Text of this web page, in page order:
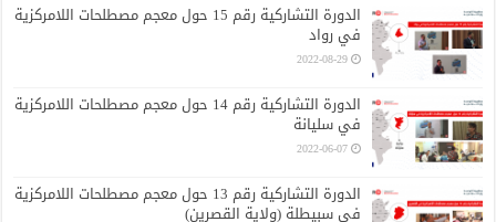
الدورة التشاركية رقم 15 حول معجم مصطلحات اللامركزية
في رواد
2022-08-29
الدورة التشاركية رقم 14 حول معجم مصطلحات اللامركزية
في سليانة
2022-06-07
الدورة التشاركية رقم 13 حول معجم مصطلحات اللامركزية
في سبيطلة (ولاية القصرين)